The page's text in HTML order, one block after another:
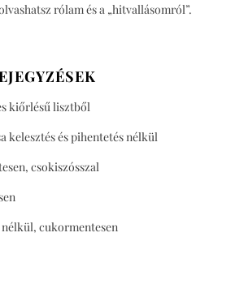
rólam és a „hitvallásomról”.
kiőrlésű lisztből
kelesztés és pihentetés nélkül
csokiszósszal
nélkül, cukormentesen